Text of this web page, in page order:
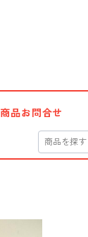
商品お問合せ